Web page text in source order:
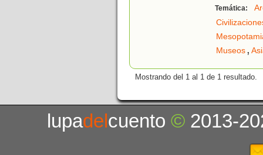
Temática:
Museos,
Mostrando del 1 al 1 de 1 resultado.
lupadelcuento© 2013-